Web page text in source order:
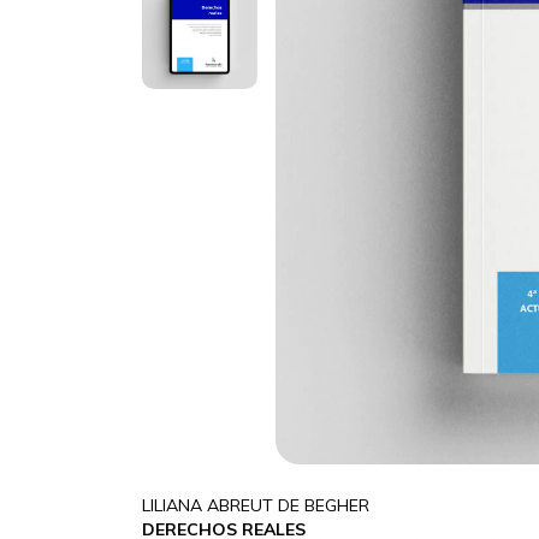
LILIANA ABREUT DE BEGHER
DERECHOS REALES